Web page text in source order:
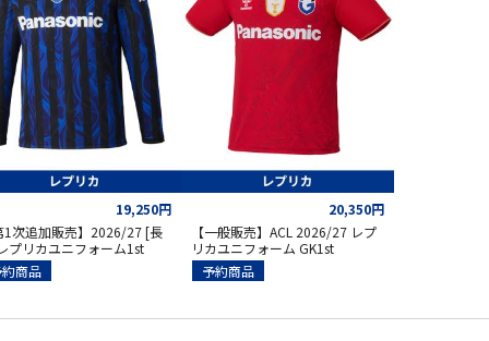
19,250円
1次追加販売】2026/27 [長
プリカユニフォーム1st
約商品
20,350円
【一般販売】ACL 2026/27 レプ
リカユニフォーム GK1st
予約商品